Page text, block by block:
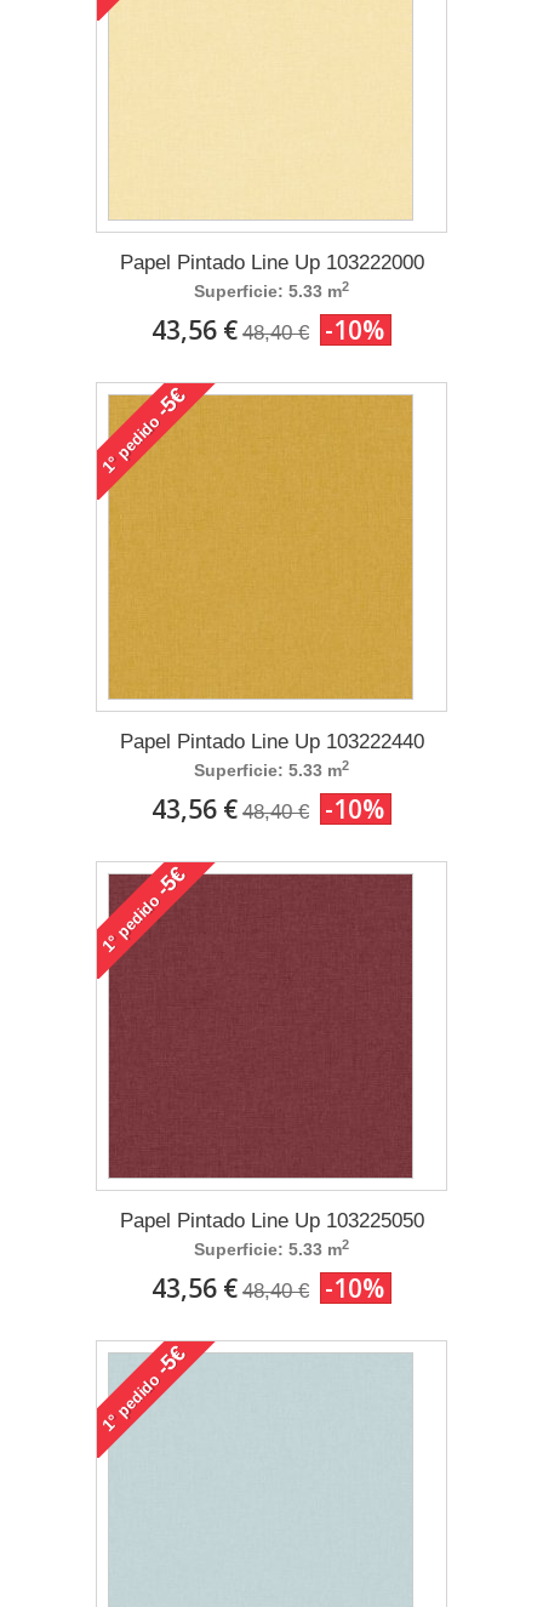
Papel Pintado Line Up 103222000
Superficie: 5.33 m2
43,56 € 48,40 € -10%
1°
pedido
-5€
Papel Pintado Line Up 103222440
Superficie: 5.33 m2
43,56 € 48,40 € -10%
1°
pedido
-5€
Papel Pintado Line Up 103225050
Superficie: 5.33 m2
43,56 € 48,40 € -10%
1°
pedido
-5€